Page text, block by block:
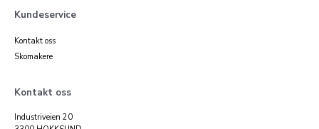
Kundeservice
Kontakt oss
Skomakere
Kontakt oss
Industriveien 20